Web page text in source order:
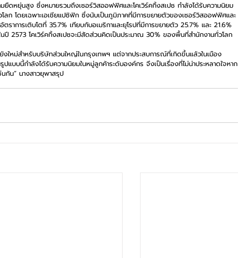
มยืดหยุ่นสูง ซึ่งหมายรวมถึงเซอร์วิสออฟฟิศและโคเวิร์คกิ้งสเปซ กำลังได้รับความนิยม
ลก โดยเฉพาะเอเชียแปซิฟิก ซึ่งนับเป็นภูมิภาคที่มีการขยายตัวของเซอร์วิสออฟฟิศและ
ราการเติบโตที่ 35.7% เทียบกับอเมริกาและยุโรปที่มีการขยายตัว 25.7% และ 21.6%
2573 โคเวิร์คกิ้งสเปซจะมีสัดส่วนคิดเป็นประมาณ 30% ของพื้นที่สำนักงานทั่วโลก
ยังใหม่สำหรับบริษัทส่วนใหญ่ในกรุงเทพฯ แต่จากประสบการณ์ที่เกิดขึ้นแล้วในเมือง
แบบนี้กำลังได้รับความนิยมในหมู่ลูกค้าระดับองค์กร จึงเป็นเรื่องที่ไม่น่าประหลาดใจหาก
นกัน” นางสาวยุพาสรุป